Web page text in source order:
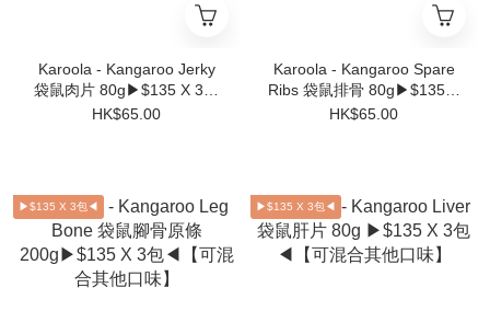
Karoola - Kangaroo Jerky
袋鼠肉片 80g▶$135 X 3包
◀【可混合其他口味】
HK$65.00
Karoola - Kangaroo Spare
Ribs 袋鼠排骨 80g▶$135 X
3包◀【可混合其他口味】
HK$65.00
▶$135 X 3包◀ ▶$135 X 3包◀